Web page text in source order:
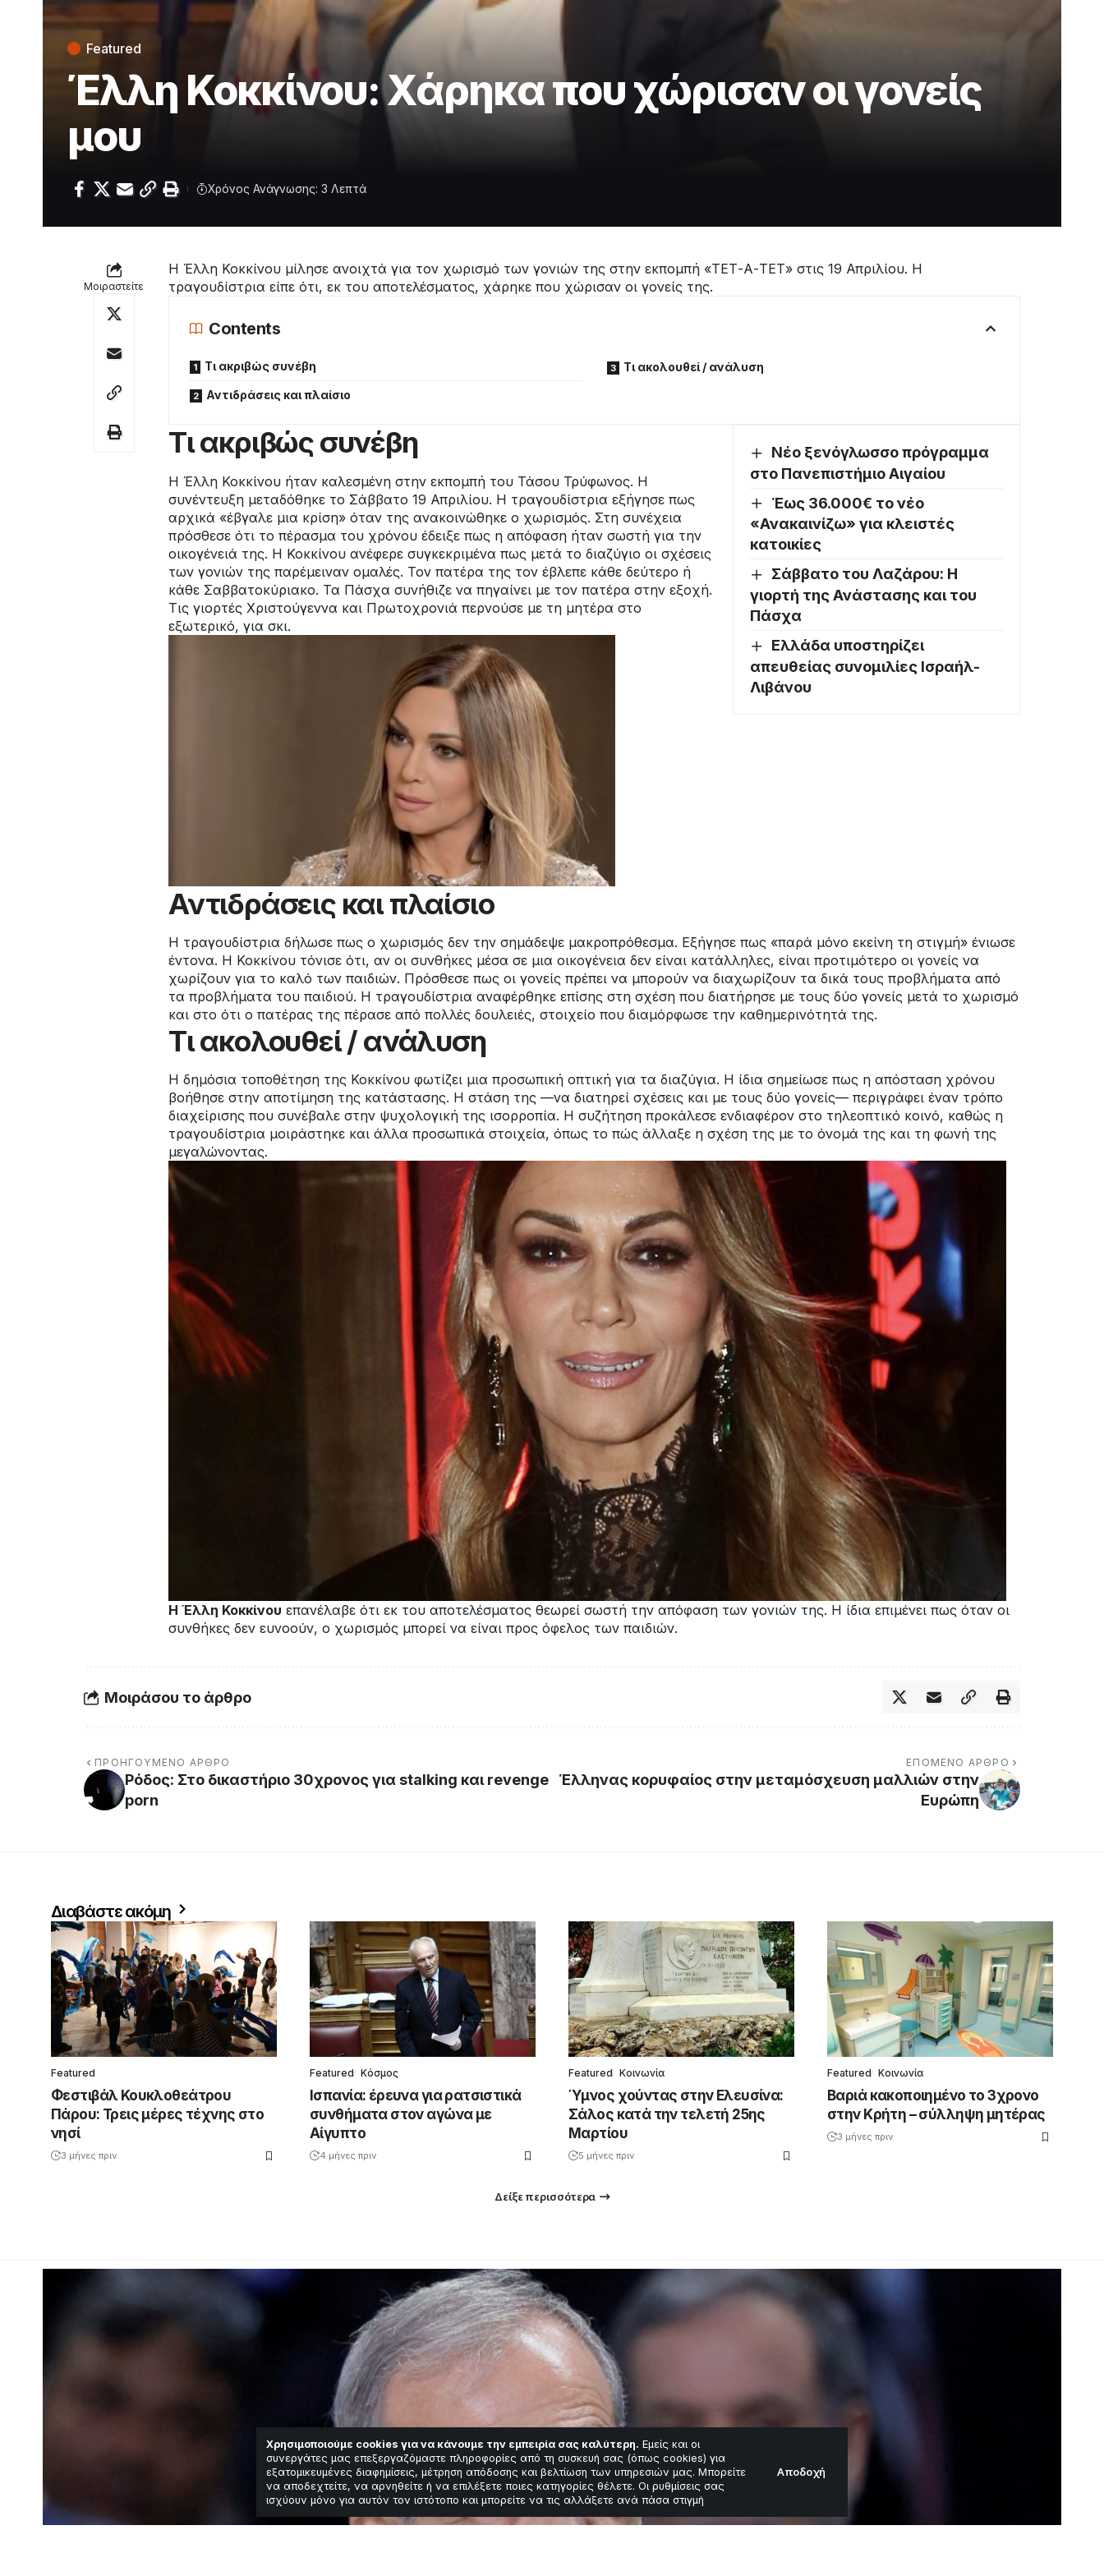
Χρησιμοποιούμε cookies για να κάνουμε την εμπειρία σας καλύτερη. Εμείς και οι
συνεργάτες μας επεξεργαζόμαστε πληροφορίες από τη συσκευή σας (όπως cookies) για
εξατομικευμένες διαφημίσεις, μέτρηση απόδοσης και βελτίωση των υπηρεσιών μας. Μπορείτε
να αποδεχτείτε, να αρνηθείτε ή να επιλέξετε ποιες κατηγορίες θέλετε. Οι ρυθμίσεις σας
ισχύουν μόνο για αυτόν τον ιστότοπο και μπορείτε να τις αλλάξετε ανά πάσα στιγμή
Αποδοχή
Featured
Έλλη Κοκκίνου: Χάρηκα που χώρισαν οι γονείς
μου
Χρόνος Ανάγνωσης: 3 Λεπτά
Μοιραστείτε
Η Έλλη Κοκκίνου μίλησε ανοιχτά για τον χωρισμό των γονιών της στην εκπομπή «ΤΕΤ-Α-ΤΕΤ» στις 19 Απριλίου. Η
τραγουδίστρια είπε ότι, εκ του αποτελέσματος, χάρηκε που χώρισαν οι γονείς της.
Contents
Τι ακριβώς συνέβη
Αντιδράσεις και πλαίσιο
Τι ακολουθεί / ανάλυση
Νέο ξενόγλωσσο πρόγραμμα
στο Πανεπιστήμιο Αιγαίου
Έως 36.000€ το νέο
«Ανακαινίζω» για κλειστές
κατοικίες
Σάββατο του Λαζάρου: Η
γιορτή της Ανάστασης και του
Πάσχα
Ελλάδα υποστηρίζει
απευθείας συνομιλίες Ισραήλ-
Λιβάνου
Τι ακριβώς συνέβη
Η Έλλη Κοκκίνου ήταν καλεσμένη στην εκπομπή του Τάσου Τρύφωνος. Η
συνέντευξη μεταδόθηκε το Σάββατο 19 Απριλίου. Η τραγουδίστρια εξήγησε πως
αρχικά «έβγαλε μια κρίση» όταν της ανακοινώθηκε ο χωρισμός. Στη συνέχεια
πρόσθεσε ότι το πέρασμα του χρόνου έδειξε πως η απόφαση ήταν σωστή για την
οικογένειά της. Η Κοκκίνου ανέφερε συγκεκριμένα πως μετά το διαζύγιο οι σχέσεις
των γονιών της παρέμειναν ομαλές. Τον πατέρα της τον έβλεπε κάθε δεύτερο ή
κάθε Σαββατοκύριακο. Τα Πάσχα συνήθιζε να πηγαίνει με τον πατέρα στην εξοχή.
Τις γιορτές Χριστούγεννα και Πρωτοχρονιά περνούσε με τη μητέρα στο
εξωτερικό, για σκι.
Αντιδράσεις και πλαίσιο
Η τραγουδίστρια δήλωσε πως ο χωρισμός δεν την σημάδεψε μακροπρόθεσμα. Εξήγησε πως «παρά μόνο εκείνη τη στιγμή» ένιωσε
έντονα. Η Κοκκίνου τόνισε ότι, αν οι συνθήκες μέσα σε μια οικογένεια δεν είναι κατάλληλες, είναι προτιμότερο οι γονείς να
χωρίζουν για το καλό των παιδιών. Πρόσθεσε πως οι γονείς πρέπει να μπορούν να διαχωρίζουν τα δικά τους προβλήματα από
τα προβλήματα του παιδιού. Η τραγουδίστρια αναφέρθηκε επίσης στη σχέση που διατήρησε με τους δύο γονείς μετά το χωρισμό
και στο ότι ο πατέρας της πέρασε από πολλές δουλειές, στοιχείο που διαμόρφωσε την καθημερινότητά της.
Τι ακολουθεί / ανάλυση
Η δημόσια τοποθέτηση της Κοκκίνου φωτίζει μια προσωπική οπτική για τα διαζύγια. Η ίδια σημείωσε πως η απόσταση χρόνου
βοήθησε στην αποτίμηση της κατάστασης. Η στάση της —να διατηρεί σχέσεις και με τους δύο γονείς— περιγράφει έναν τρόπο
διαχείρισης που συνέβαλε στην ψυχολογική της ισορροπία. Η συζήτηση προκάλεσε ενδιαφέρον στο τηλεοπτικό κοινό, καθώς η
τραγουδίστρια μοιράστηκε και άλλα προσωπικά στοιχεία, όπως το πώς άλλαξε η σχέση της με το όνομά της και τη φωνή της
μεγαλώνοντας.
Η Έλλη Κοκκίνου επανέλαβε ότι εκ του αποτελέσματος θεωρεί σωστή την απόφαση των γονιών της. Η ίδια επιμένει πως όταν οι
συνθήκες δεν ευνοούν, ο χωρισμός μπορεί να είναι προς όφελος των παιδιών.
Μοιράσου το άρθρο
ΠΡΟΗΓΟΎΜΕΝΟ ΆΡΘΡΟ
Ρόδος: Στο δικαστήριο 30χρονος για stalking και revenge
porn
ΕΠΌΜΕΝΟ ΆΡΘΡΟ
Έλληνας κορυφαίος στην μεταμόσχευση μαλλιών στην
Ευρώπη
Διαβάστε ακόμη
Featured
Φεστιβάλ Κουκλοθεάτρου
Πάρου: Τρεις μέρες τέχνης στο
νησί
3 μήνες πριν
Featured Κόσμος
Ισπανία: έρευνα για ρατσιστικά
συνθήματα στον αγώνα με
Αίγυπτο
4 μήνες πριν
Featured Κοινωνία
Ύμνος χούντας στην Ελευσίνα:
Σάλος κατά την τελετή 25ης
Μαρτίου
5 μήνες πριν
Featured Κοινωνία
Βαριά κακοποιημένο το 3χρονο
στην Κρήτη – σύλληψη μητέρας
3 μήνες πριν
Δείξε περισσότερα